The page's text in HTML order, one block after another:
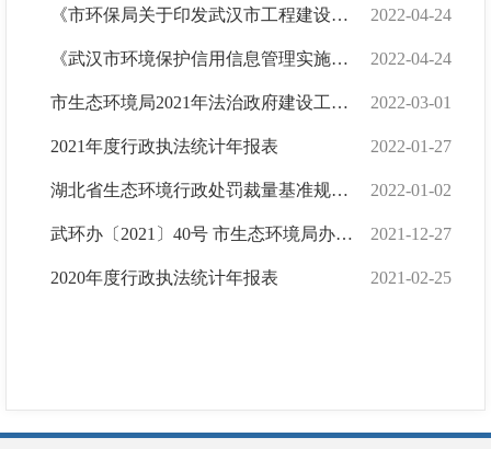
《市环保局关于印发武汉市工程建设项目环境影响报告表实行告知承诺制实施方案的通知》公众指南 2022-04-24
《武汉市环境保护信用信息管理实施细则》公众指南 2022-04-24
市生态环境局2021年法治政府建设工作报告 2022-03-01
2021年度行政执法统计年报表 2022-01-27
湖北省生态环境行政处罚裁量基准规定（2021 年修订版） 2022-01-02
武环办〔2021〕40号 市生态环境局办公室关于印发《武汉市生态环境行政执法公示办法》《武汉... 2021-12-27
2020年度行政执法统计年报表 2021-02-25